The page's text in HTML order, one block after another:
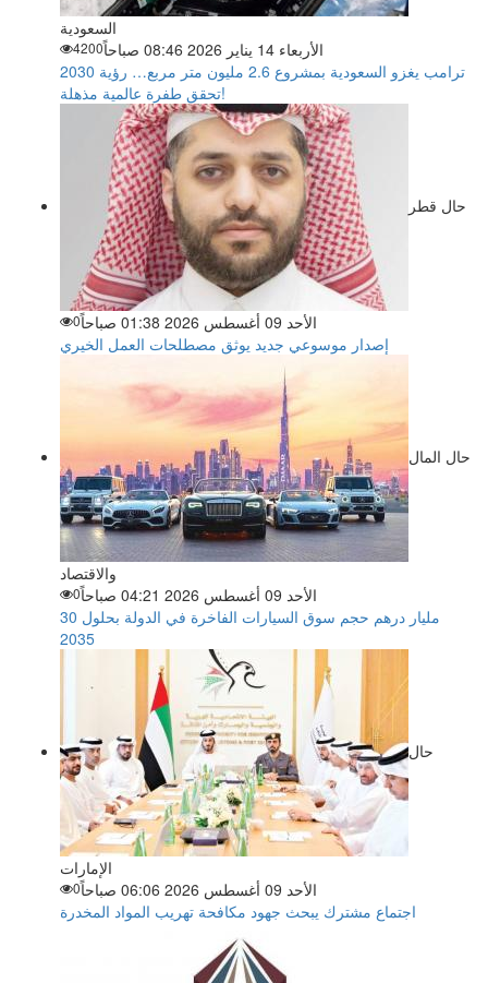
السعودية
الأربعاء 14 يناير 2026 08:46 صباحاً
4200
ترامب يغزو السعودية بمشروع 2.6 مليون متر مربع… رؤية 2030
تحقق طفرة عالمية مذهلة!
حال قطر
الأحد 09 أغسطس 2026 01:38 صباحاً 0
إصدار موسوعي جديد يوثق مصطلحات العمل الخيري
حال المال
والاقتصاد
الأحد 09 أغسطس 2026 04:21 صباحاً
0
30 مليار درهم حجم سوق السيارات الفاخرة في الدولة بحلول
2035
حال
الإمارات
الأحد 09 أغسطس 2026 06:06 صباحاً
0
اجتماع مشترك يبحث جهود مكافحة تهريب المواد المخدرة